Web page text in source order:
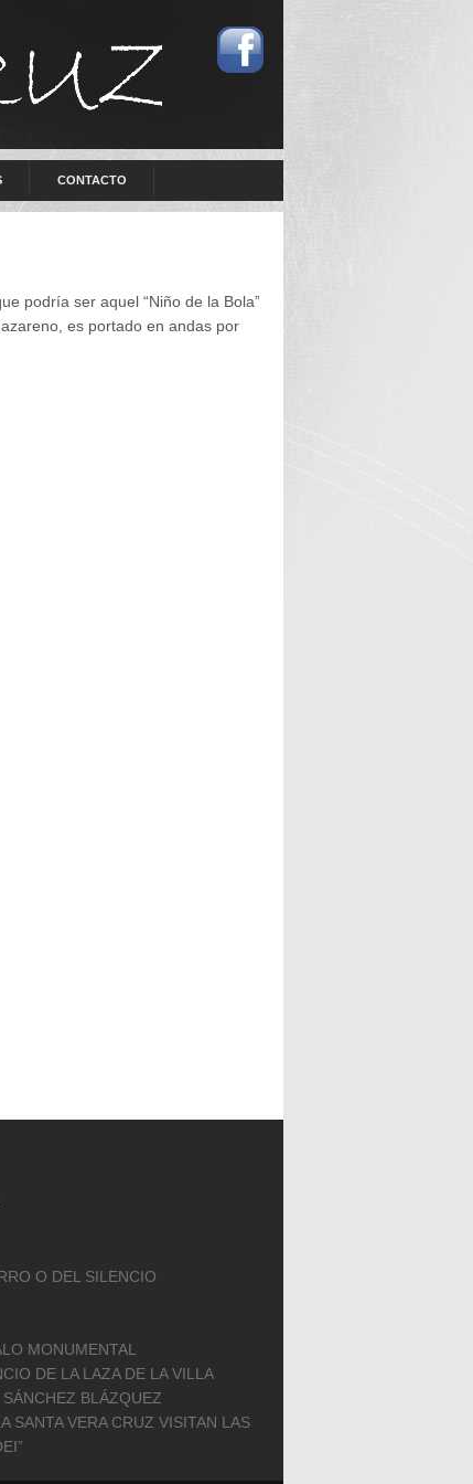
CONTACTO
podría ser aquel “Niño de la Bola”
es portado en andas por
O DEL SILENCIO
MONUMENTAL
DE LA LAZA DE LA VILLA
BLÁZQUEZ
SANTA VERA CRUZ VISITAN LAS